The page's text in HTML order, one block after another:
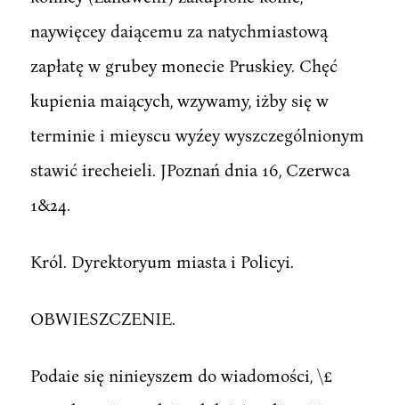
naywięcey daiącemu za natychmiastową
zapłatę w grubey monecie Pruskiey. Chęć
kupienia maiących, wzywamy, iżby się w
terminie i mieyscu wyźey wyszczególnionym
stawić irecheieli. JPoznań dnia 16, Czerwca
1&24.
Król. Dyrektoryum miasta i Policyi.
OBWIESZCZENIE.
Podaie się ninieyszem do wiadomości, \£